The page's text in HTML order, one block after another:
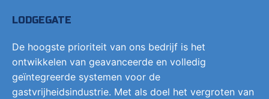
LODGEGATE
De hoogste prioriteit van ons bedrijf is het
ontwikkelen van geavanceerde en volledig
geïntegreerde systemen voor de
gastvrijheidsindustrie. Met als doel het vergroten van